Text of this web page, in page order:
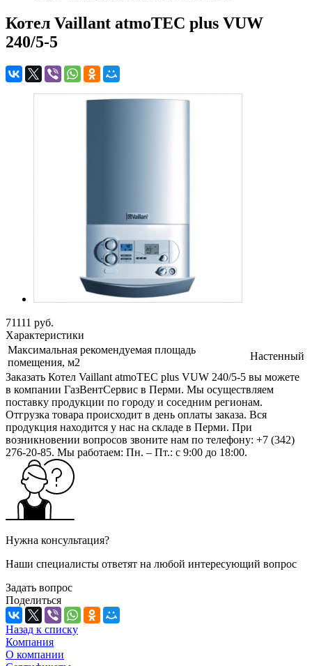
Котел Vaillant atmoTEC plus VUW
240/5-5
71111 руб.
Характеристики
Максимальная рекомендуемая площадь
помещения, м2
Настенный
Заказать Котел Vaillant atmoTEC plus VUW 240/5-5 вы можете
в компании ГазВентСервис в Перми. Мы осуществляем
поставку продукции по городу и соседним регионам.
Отгрузка товара происходит в день оплаты заказа. Вся
продукция находится у нас на складе в Перми. При
возникновении вопросов звоните нам по телефону: +7 (342)
276-20-85. Мы работаем: Пн. – Пт.: с 9:00 до 18:00.
Нужна консультация?
Наши специалисты ответят на любой интересующий вопрос
Задать вопрос
Поделиться
Назад к списку
Компания
О компании